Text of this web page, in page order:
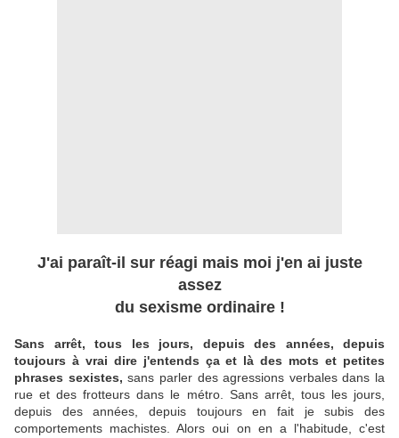
J'ai paraît-il sur réagi mais moi j'en ai juste
assez
du sexisme ordinaire !
Sans arrêt, tous les jours, depuis des années, depuis
toujours à vrai dire j'entends ça et là des mots et petites
phrases sexistes,sans parler des agressions verbales dans la
rue et des frotteurs dans le métro. Sans arrêt, tous les jours,
depuis des années, depuis toujours en fait je subis des
comportements machistes. Alors oui on en a l'habitude, c'est